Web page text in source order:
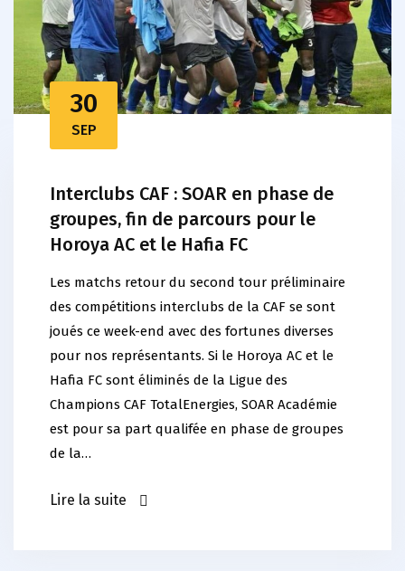
30
SEP
Interclubs CAF : SOAR en phase de
groupes, fin de parcours pour le
Horoya AC et le Hafia FC
Les matchs retour du second tour préliminaire
des compétitions interclubs de la CAF se sont
joués ce week-end avec des fortunes diverses
pour nos représentants. Si le Horoya AC et le
Hafia FC sont éliminés de la Ligue des
Champions CAF TotalEnergies, SOAR Académie
est pour sa part qualifée en phase de groupes
de la…
Lire la suite